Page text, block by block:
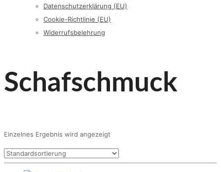
Datenschutzerklärung (EU)
Cookie-Richtlinie (EU)
Widerrufsbelehrung
Schafschmuck
Einzelnes Ergebnis wird angezeigt